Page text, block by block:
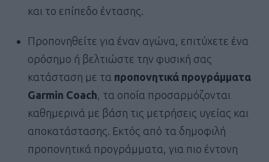
και το επίπεδο έντασης.
Προπονηθείτε για έναν αγώνα, επιτύχετε ένα
ορόσημο ή βελτιώστε την φυσική σας
κατάσταση με τα προπονητικά προγράμματα
Garmin Coach, τα οποία προσαρμόζονται
καθημερινά με βάση τις μετρήσεις υγείας και
αποκατάστασης. Εκτός από τα δημοφιλή
προπονητικά προγράμματα, για πιο έντονη